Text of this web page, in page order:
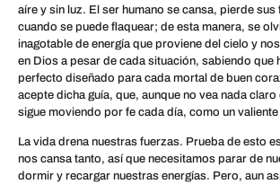
aíre y sin luz. El ser humano se cansa, pierde sus
cuando se puede flaquear; de esta manera, se
inagotable de energía que proviene del cielo y
en Dios a pesar de cada situación, sabiendo que
perfecto diseñado para cada mortal de buen
acepte dicha guía, que, aunque no vea nada claro
sigue moviendo por fe cada día, como un
La vida drena nuestras fuerzas. Prueba de esto
nos cansa tanto, así que necesitamos parar de
dormir y recargar nuestras energías. Pero, aun